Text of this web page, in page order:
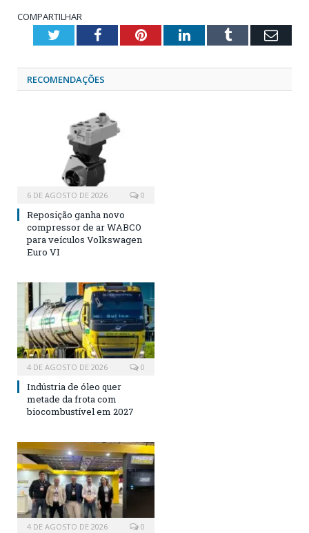
COMPARTILHAR
TwitterFacebookPinterestLinkedInTumblr
RECOMENDAÇÕES
6 DE AGOSTO DE 2026 0
Reposição ganha novo
compressor de ar WABCO
para veículos Volkswagen
Euro VI
4 DE AGOSTO DE 2026 0
Indústria de óleo quer
metade da frota com
biocombustível em 2027
4 DE AGOSTO DE 2026 0